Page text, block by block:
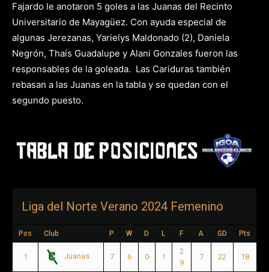
Fajardo le anotaron 5 goles a las Juanas del Recinto
Universitario de Mayagüez. Con ayuda especial de
algunas Jerezanas, Yarielys Maldonado (2), Daniela
Negrón, Thaís Guadalupe y Alani Gonzales fueron las
responsables de la goleada. Las Cariduras también
rebasan a las Juanas en la tabla y se quedan con el
segundo puesto.
Liga del Norte Verano 2024 Femenino
Pos Club P W D L F A GD Pts
1 Juanas 7 6 0 1
2
9
7 22 18